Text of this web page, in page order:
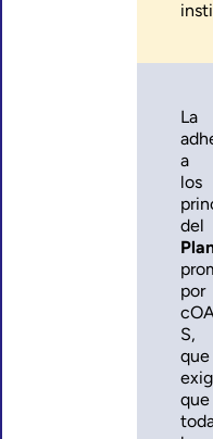
La
a
los
del
por
S,
que
que